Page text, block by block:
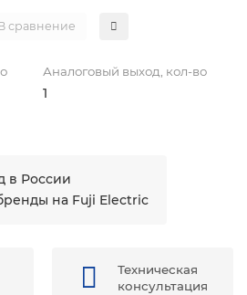
сравнение
Аналоговый выход, кол-во
1
в России
на Fuji Electric
Техническая
консультация